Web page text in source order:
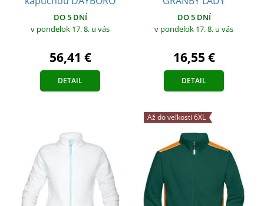
DO 5 DNÍ
v pondelok 17. 8. u vás
56,41 €
DETAIL
DO 5 DNÍ
v pondelok 17. 8. u vás
16,55 €
DETAIL
Až do veľkosti 6XL